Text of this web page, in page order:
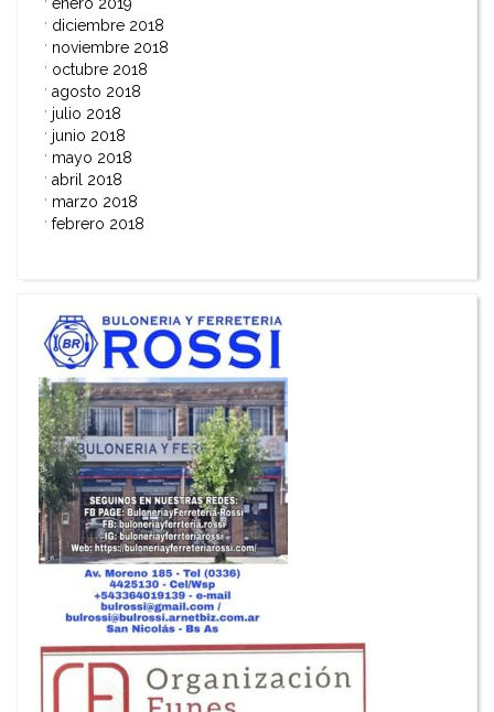
enero 2019
diciembre 2018
noviembre 2018
octubre 2018
agosto 2018
julio 2018
junio 2018
mayo 2018
abril 2018
marzo 2018
febrero 2018